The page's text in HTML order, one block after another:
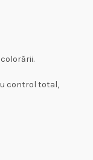
control total,